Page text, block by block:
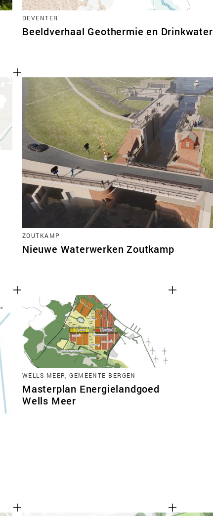
DEVENTER
Beeldverhaal Geothermie en Drinkwater
ZOUTKAMP
Nieuwe Waterwerken Zoutkamp
WELLS MEER, GEMEENTE BERGEN
Masterplan Energielandgoed
Wells Meer